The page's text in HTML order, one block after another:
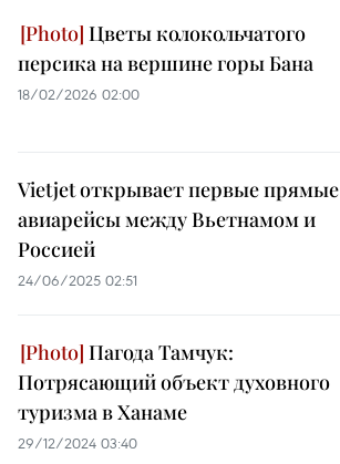
Цветы колокольчатого
персика на вершине горы Бана
18/02/2026 02:00
Vietjet открывает первые прямые
авиарейсы между Вьетнамом и
Россией
24/06/2025 02:51
Пагода Тамчук:
Потрясающий объект духовного
туризма в Ханаме
29/12/2024 03:40